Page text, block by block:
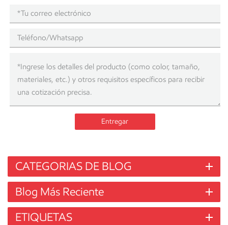
Entregar
CATEGORIAS DE BLOG
Blog Más Reciente
ETIQUETAS